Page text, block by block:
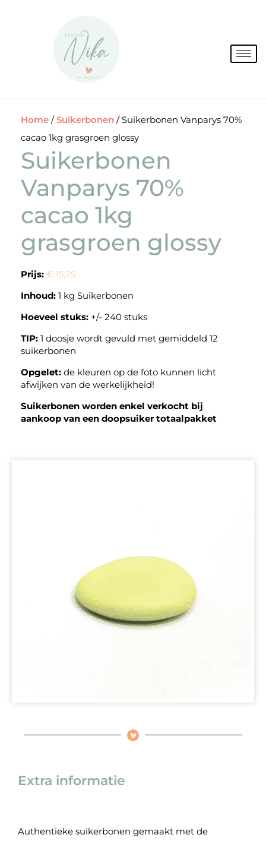
Home /Suikerbonen / Suikerbonen Vanparys 70%
cacao 1kg grasgroen glossy
Suikerbonen
Vanparys 70%
cacao 1kg
grasgroen glossy
Prijs: € 15,25
Inhoud: 1 kg Suikerbonen
Hoeveel stuks: +/- 240 stuks
TIP: 1 doosje wordt gevuld met gemiddeld 12
suikerbonen
Opgelet: de kleuren op de foto kunnen licht
afwijken van de werkelijkheid!
Suikerbonen worden enkel verkocht bij
aankoop van een doopsuiker totaalpakket
Extra informatie
Authentieke suikerbonen gemaakt met de